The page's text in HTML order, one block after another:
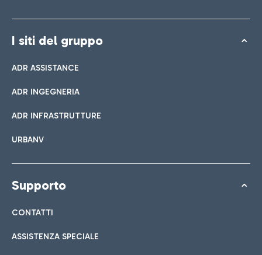
I siti del gruppo
ADR ASSISTANCE
ADR INGEGNERIA
ADR INFRASTRUTTURE
URBANV
Supporto
CONTATTI
ASSISTENZA SPECIALE